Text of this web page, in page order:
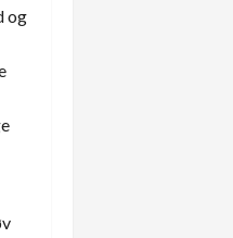
og